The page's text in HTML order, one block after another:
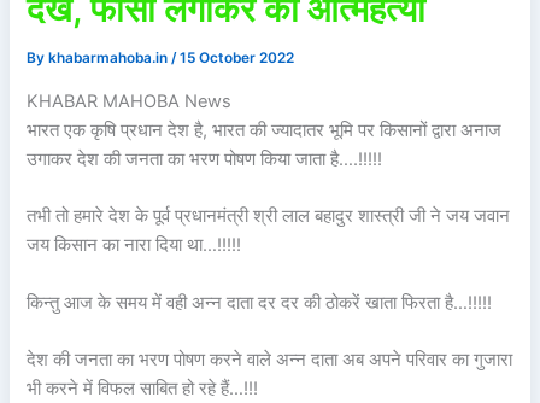
देख, फांसी लगाकर की आत्महत्या
By khabarmahoba.in/15 October 2022
KHABAR MAHOBA News
भारत एक कृषि प्रधान देश है, भारत की ज्यादातर भूमि पर किसानों द्वारा अनाज
उगाकर देश की जनता का भरण पोषण किया जाता है….!!!!!
तभी तो हमारे देश के पूर्व प्रधानमंत्री श्री लाल बहादुर शास्त्री जी ने जय जवान
जय किसान का नारा दिया था…!!!!!
किन्तु आज के समय में वही अन्न दाता दर दर की ठोकरें खाता फिरता है…!!!!!
देश की जनता का भरण पोषण करने वाले अन्न दाता अब अपने परिवार का गुजारा
भी करने में विफल साबित हो रहे हैं…!!!